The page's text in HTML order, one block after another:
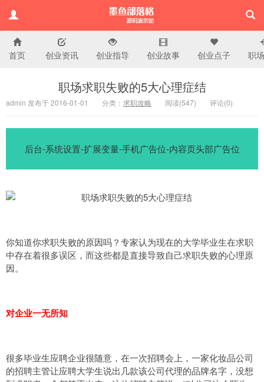
演示站
首页 创业资讯 创业指导 创业故事 创业点子 职
职场求职失败的5大心理症结
admin 发布于 2016-01-01 分类： 求职攻略 阅读(547) 评论(0)
后台-系统设置-扩展变量-手机广告位-内容页头部广告位
你知道你求职失败的原因吗？专家认为现在的大学毕业生在求职
中存在着很多误区，而这些都是直接导致自己求职失败的心理原
因。
对企业一无所知
很多毕业生应聘企业很随意，在一次招聘会上，一家化妆品公司
的招聘主管让应聘大学生说出几款该公司代理的品牌名字，没想